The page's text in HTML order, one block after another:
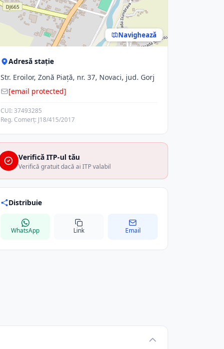
Navighează
Adresă stație
Str. Eroilor, Zonă Piaţă, nr. 37, Novaci, jud. Gorj
[email protected]
CUI: 37493285
Reg. Comerț: J18/415/2017
Verifică ITP-ul tău
Verifică gratuit dacă ai ITP valabil
Distribuie
WhatsApp Link Email